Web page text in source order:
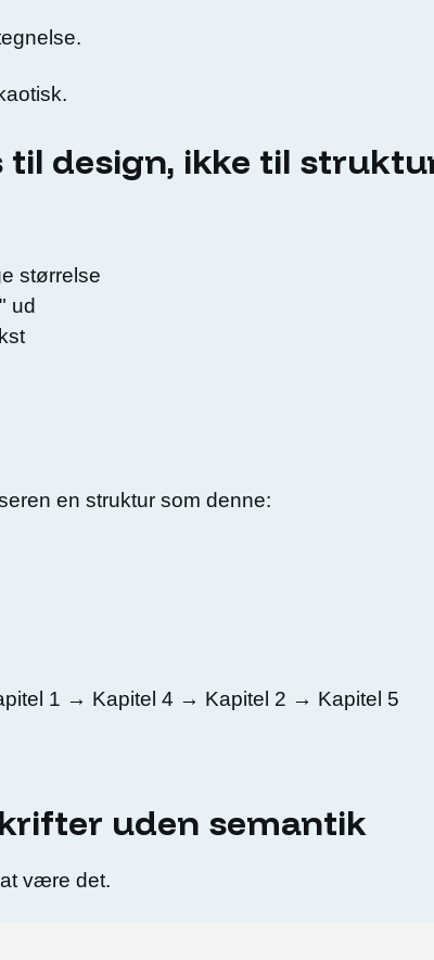
til design, ikke til
størrelse
ud
en struktur som denne:
1 → Kapitel 4 → Kapitel 2 → Kapitel 5
uden semantik
være det.